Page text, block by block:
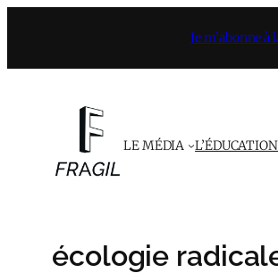
contenu
Je m’abonne
LE MÉDIA
écologie